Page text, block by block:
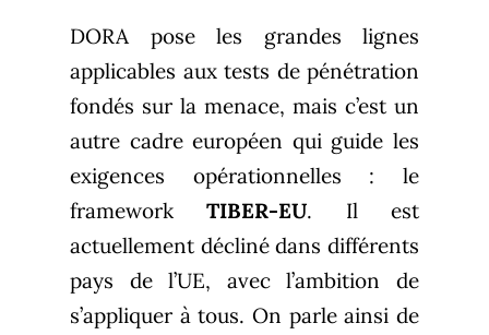
DORA pose les grandes lignes
applicables aux tests de pénétration
fondés sur la menace, mais c’est un
autre cadre européen qui guide les
exigences opérationnelles : le
frameworkTIBER-EU. Il est
actuellement décliné dans différents
pays de l’UE, avec l’ambition de
s’appliquer à tous. On parle ainsi de